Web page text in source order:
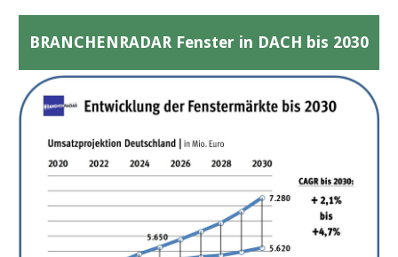
BRANCHENRADAR Fenster in DACH bis 2030